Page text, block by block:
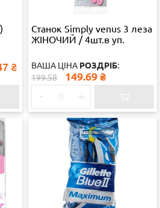
₴
Станок Simply venus 3 леза
ЖІНОЧИЙ / 4шт.в уп.
ВАША ЦІНА РОЗДРІБ:
199.58
149.69 ₴